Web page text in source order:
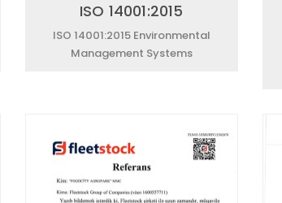
ISO 14001:2015
ISO 14001:2015 Environmental
Management Systems